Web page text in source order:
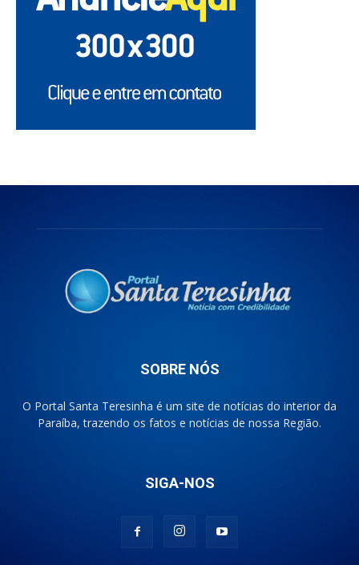
SOBRE NÓS
O Portal Santa Teresinha é um site de notícias do interior da
Paraíba, trazendo os fatos e notícias de nossa Região.
SIGA-NOS